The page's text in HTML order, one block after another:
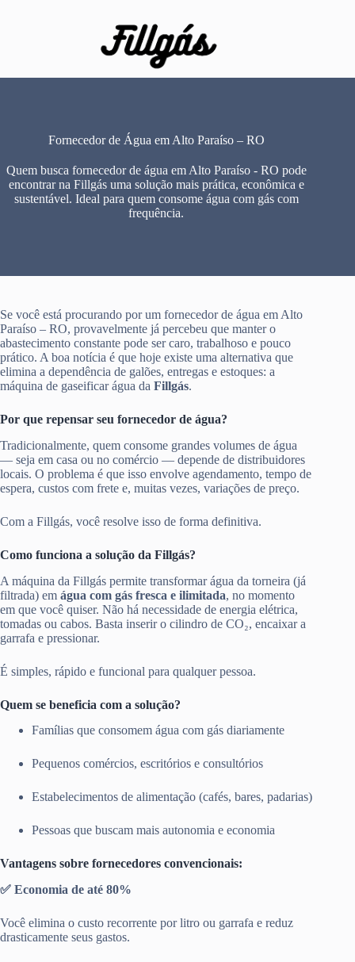
Fornecedor de Água em Alto Paraíso – RO
Quem busca fornecedor de água em Alto Paraíso - RO pode
encontrar na Fillgás uma solução mais prática, econômica e
sustentável. Ideal para quem consome água com gás com
frequência.
Se você está procurando por um fornecedor de água em Alto
Paraíso – RO, provavelmente já percebeu que manter o
abastecimento constante pode ser caro, trabalhoso e pouco
prático. A boa notícia é que hoje existe uma alternativa que
elimina a dependência de galões, entregas e estoques: a
máquina de gaseificar água da Fillgás.
Por que repensar seu fornecedor de água?
Tradicionalmente, quem consome grandes volumes de água
— seja em casa ou no comércio — depende de distribuidores
locais. O problema é que isso envolve agendamento, tempo de
espera, custos com frete e, muitas vezes, variações de preço.
Com a Fillgás, você resolve isso de forma definitiva.
Como funciona a solução da Fillgás?
A máquina da Fillgás permite transformar água da torneira (já
filtrada) em água com gás fresca e ilimitada, no momento
em que você quiser. Não há necessidade de energia elétrica,
tomadas ou cabos. Basta inserir o cilindro de CO₂, encaixar a
garrafa e pressionar.
É simples, rápido e funcional para qualquer pessoa.
Quem se beneficia com a solução?
Famílias que consomem água com gás diariamente
Pequenos comércios, escritórios e consultórios
Estabelecimentos de alimentação (cafés, bares, padarias)
Pessoas que buscam mais autonomia e economia
Vantagens sobre fornecedores convencionais:
✅ Economia de até 80%
Você elimina o custo recorrente por litro ou garrafa e reduz
drasticamente seus gastos.